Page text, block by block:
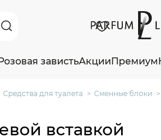
завистьАкцииПремиум
Средства для туалета Сменные блоки
вставкой